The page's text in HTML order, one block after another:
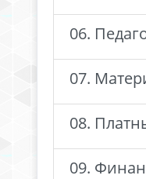
06.
07.
08.
09.